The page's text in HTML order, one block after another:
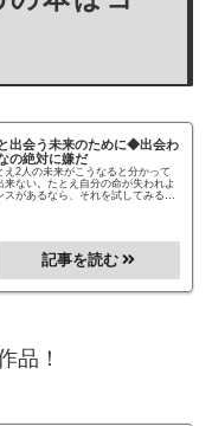
出会う未来のために◆出会わ
の絶対に嫌だ
2人の未来がこうなると分かって
ない。たとえ自分の命が失われよ
スがあるなら、それを試してみる！
品！